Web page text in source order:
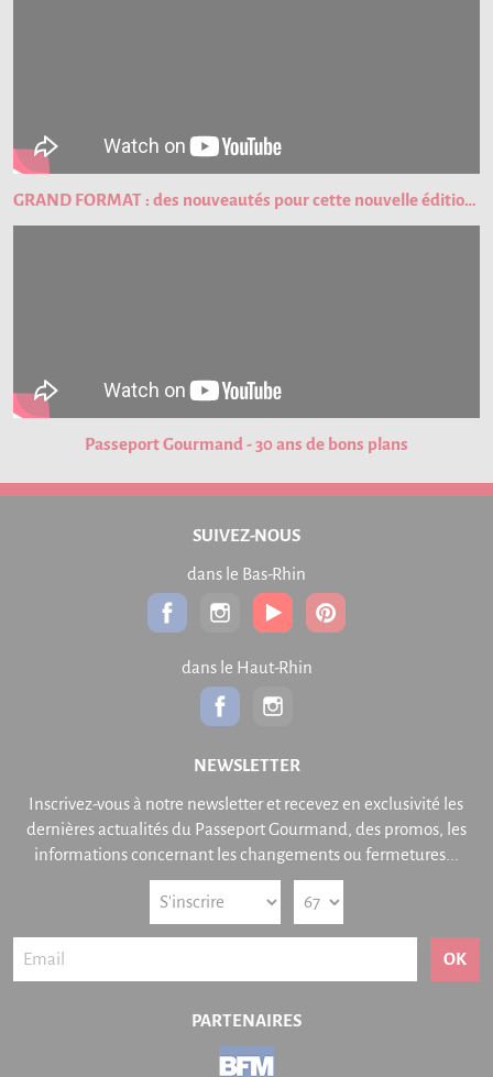
GRAND FORMAT : des nouveautés pour cette nouvelle édition du Passeport Gourmand !
Passeport Gourmand - 30 ans de bons plans
SUIVEZ-NOUS
dans le Bas-Rhin
dans le Haut-Rhin
NEWSLETTER
Inscrivez-vous à notre newsletter et recevez en exclusivité les
dernières actualités du Passeport Gourmand, des promos, les
informations concernant les changements ou fermetures...
OK
PARTENAIRES